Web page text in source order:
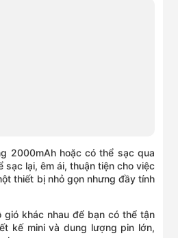
Chí Minh
Chí Minh
Minh
2000mAh hoặc có thể sạc qua
lại, êm ái, thuận tiện cho việc
thiết bị nhỏ gọn nhưng đầy tính
khác nhau để bạn có thể tận
kế mini và dung lượng pin lớn,